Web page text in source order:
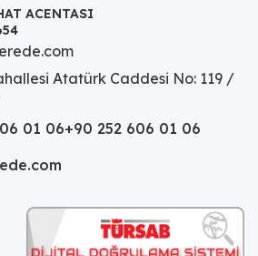
ACENTASI
Atatürk Caddesi No: 119 /
01 06+90 252 606 01 06